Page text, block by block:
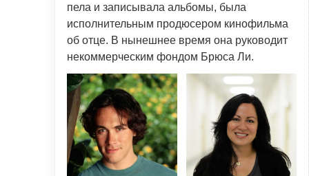
пела и записывала альбомы, была
исполнительным продюсером кинофильма
об отце. В нынешнее время она руководит
некоммерческим фондом Брюса Ли.